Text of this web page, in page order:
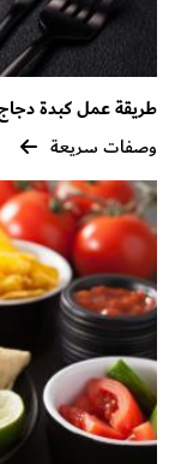
طريقة عمل كبدة
وصفات سريعة